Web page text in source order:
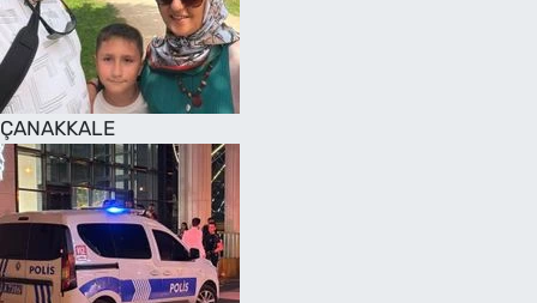
ÇANAKKALE
SAĞLIK
TV REHBERİ